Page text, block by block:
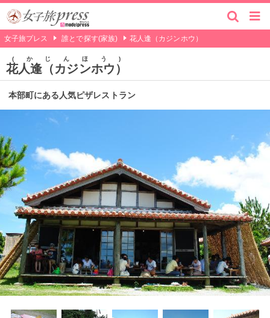
女子旅プレス 誰とで探す(家族) 花人逢（カジンホウ）
花人逢（カジンホウ）
かじんほう
本部町にある人気ピザレストラン